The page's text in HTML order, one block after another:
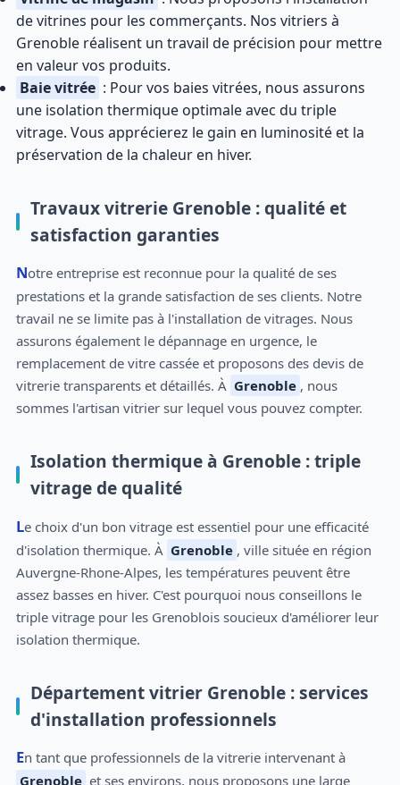
de vitrines pour les commerçants. Nos vitriers à
Grenoble réalisent un travail de précision pour mettre
en valeur vos produits.
Baie vitrée : Pour vos baies vitrées, nous assurons
une isolation thermique optimale avec du triple
vitrage. Vous apprécierez le gain en luminosité et la
préservation de la chaleur en hiver.
Travaux vitrerie Grenoble : qualité et
satisfaction garanties
Notre entreprise est reconnue pour la qualité de ses
prestations et la grande satisfaction de ses clients. Notre
travail ne se limite pas à l'installation de vitrages. Nous
assurons également le dépannage en urgence, le
remplacement de vitre cassée et proposons des devis de
vitrerie transparents et détaillés. À Grenoble , nous
sommes l'artisan vitrier sur lequel vous pouvez compter.
Isolation thermique à Grenoble : triple
vitrage de qualité
Le choix d'un bon vitrage est essentiel pour une efficacité
d'isolation thermique. À Grenoble , ville située en région
Auvergne-Rhone-Alpes, les températures peuvent être
assez basses en hiver. C'est pourquoi nous conseillons le
triple vitrage pour les Grenoblois soucieux d'améliorer leur
isolation thermique.
Département vitrier Grenoble : services
d'installation professionnels
En tant que professionnels de la vitrerie intervenant à
Grenoble et ses environs, nous proposons une large